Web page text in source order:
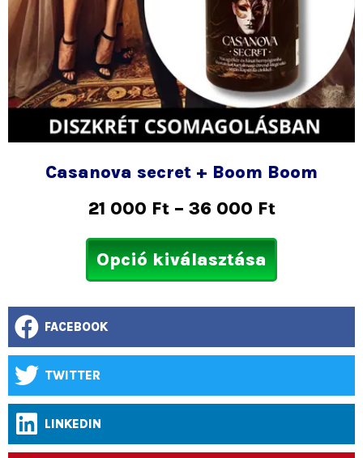
Casanova secret + Boom Boom
21 000 Ft – 36 000 Ft
Opció kiválasztása
FACEBOOK
TWITTER
LINKEDIN